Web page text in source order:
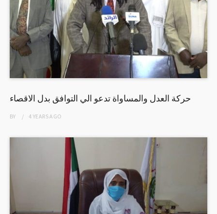
حركة العدل والمساواة تدعو الي التوافق بدل الاقصاء
BY 4 YEARSAGO